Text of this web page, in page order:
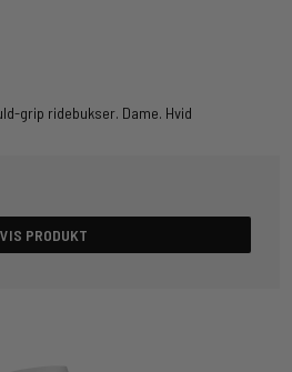
grip ridebukser. Dame. Hvid
VIS PRODUKT